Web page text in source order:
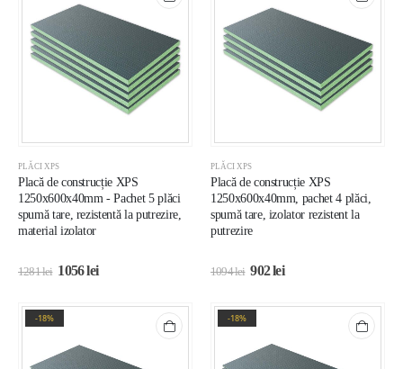
PLĂCI XPS
Placă de construcție XPS
1250x600x40mm - Pachet 5 plăci
spumă tare, rezistentă la putrezire,
material izolator
1281lei 1056lei
PLĂCI XPS
Placă de construcție XPS
1250x600x40mm, pachet 4 plăci,
spumă tare, izolator rezistent la
putrezire
1094lei 902lei
-18% -18%